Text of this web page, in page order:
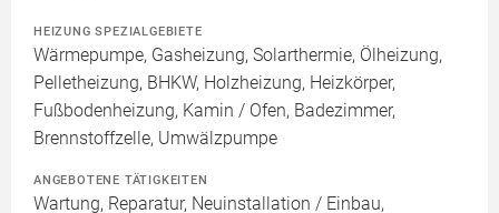
HEIZUNG SPEZIALGEBIETE
Wärmepumpe, Gasheizung, Solarthermie, Ölheizung,
Pelletheizung, BHKW, Holzheizung, Heizkörper,
Fußbodenheizung, Kamin / Ofen, Badezimmer,
Brennstoffzelle, Umwälzpumpe
ANGEBOTENE TÄTIGKEITEN
Wartung, Reparatur, Neuinstallation / Einbau,